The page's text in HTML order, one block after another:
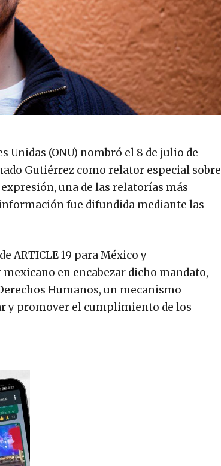
Unidas (ONU) nombró el 8 de julio de
Gutiérrez como relator especial sobre
una de las relatorías más
fue difundida mediante las
ARTICLE 19 para México y
en encabezar dicho mandato,
Humanos, un mecanismo
y promover el cumplimiento de los